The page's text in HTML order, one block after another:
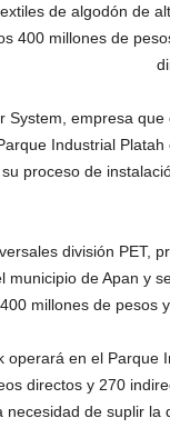
de algodón de
400 millones de
System, empresa
Industrial
proceso de
división PET,
municipio de Apan y
millones de pesos
operará en el Parque
directos y 270
necesidad de suplir la